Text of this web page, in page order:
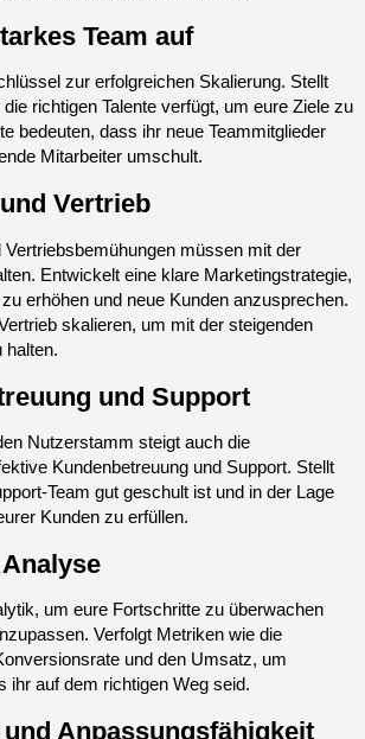
Team auf
zur erfolgreichen Skalierung. Stellt
richtigen Talente verfügt, um eure Ziele zu
bedeuten, dass ihr neue Teammitglieder
Mitarbeiter umschult.
Vertrieb
Vertriebsbemühungen müssen mit der
Entwickelt eine klare Marketingstrategie,
erhöhen und neue Kunden anzusprechen.
skalieren, um mit der steigenden
halten.
und Support
Nutzerstamm steigt auch die
Kundenbetreuung und Support. Stellt
Team gut geschult ist und in der Lage
Kunden zu erfüllen.
um eure Fortschritte zu überwachen
Verfolgt Metriken wie die
und den Umsatz, um
ihr auf dem richtigen Weg seid.
Anpassungsfähigkeit